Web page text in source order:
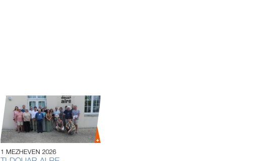
1 MEZHEVEN 2026